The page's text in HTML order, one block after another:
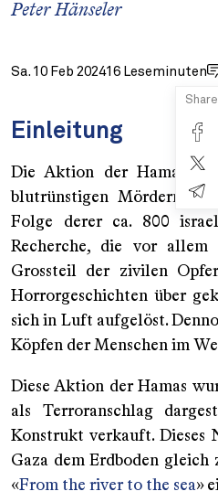
Peter Hänseler
Sa. 10 Feb 202416 Leseminuten
Einleitung
Die Aktion der Hamas
blutrünstigen Mördern,
Folge derer ca. 800
Recherche, die vor allem
Grossteil der zivilen
Horrorgeschichten über
sich in Luft aufgelöst.
Köpfen der Menschen im
Diese Aktion der Hamas
als Terroranschlag
Konstrukt verkauft. Dieses
Gaza dem Erdboden gleich
«From the river to the sea»